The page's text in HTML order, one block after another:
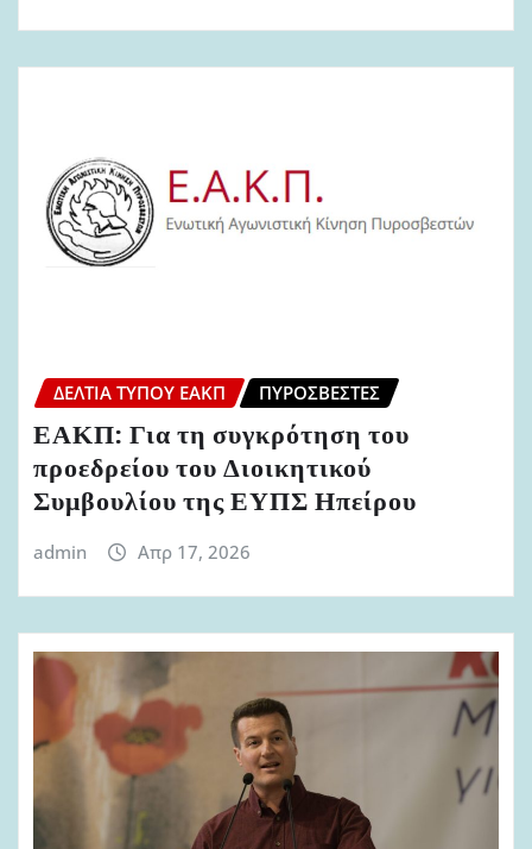
ΔΕΛΤΊΑ ΤΎΠΟΥ ΕΑΚΠ ΠΥΡΟΣΒΈΣΤΕΣ
ΕΑΚΠ: Για τη συγκρότηση του
προεδρείου του Διοικητικού
Συμβουλίου της ΕΥΠΣ Ηπείρου
admin Απρ 17, 2026